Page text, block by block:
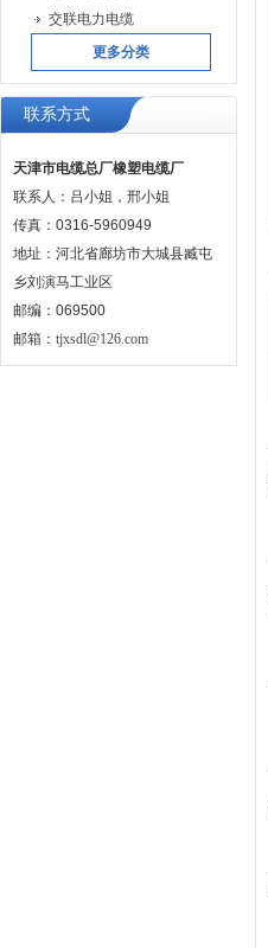
交联电力电缆
更多分类
联系方式
天津市电缆总厂橡塑电缆厂
联系人：吕小姐，邢小姐
传真：0316-5960949
地址：河北省廊坊市大城县臧屯
乡刘演马工业区
邮编：069500
邮箱： tjxsdl@126.com